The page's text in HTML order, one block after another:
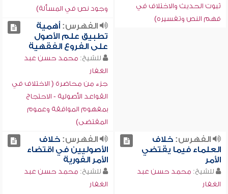
ثبوت الحديث والاختلاف في
فهم النص وتفسيره)
وجود نص في المسألة)
الفهرس:أهمية
تطبيق علم الأصول
على الفروع الفقهية
للشيخ: محمد حسن عبد
الغفار
جزء من محاضرة ( الاختلاف في
القواعد الأصولية - الاحتجاج
بمفهوم الموافقة وعموم
المقتضى)
الفهرس:خلاف
العلماء فيما يقتضي
الأمر
للشيخ: محمد حسن عبد
الغفار
الفهرس:خلاف
الأصوليين في اقتضاء
الأمر الفورية
للشيخ: محمد حسن عبد
الغفار